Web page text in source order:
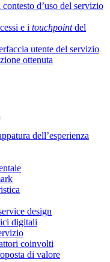
d’uso del servizio
e i touchpointdel
utente del servizio
ottenuta
dell’esperienza
design
digitali
coinvolti
di valore